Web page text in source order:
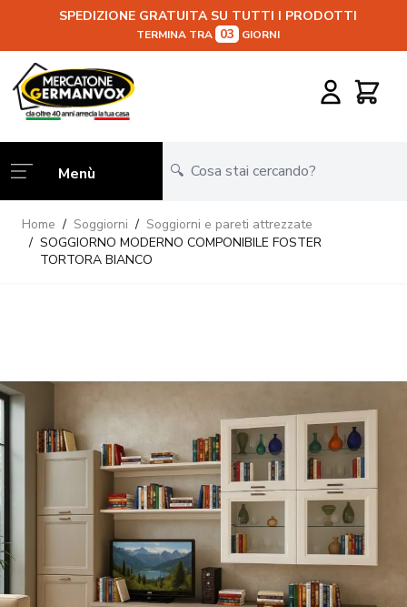
SPEDIZIONE GRATUITA SU TUTTI I PRODOTTI
TERMINA TRA 03 GIORNI
Salta al contenuto
Carrello
Menù
Home / Soggiorni / Soggiorni e pareti attrezzate
/ SOGGIORNO MODERNO COMPONIBILE FOSTER
TORTORA BIANCO